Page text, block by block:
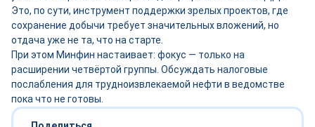
Это, по сути, инструмент поддержки зрелых проектов, где
сохранение добычи требует значительных вложений, но
отдача уже не та, что на старте.
При этом Минфин настаивает: фокус — только на
расширении четвёртой группы. Обсуждать налоговые
послабления для трудноизвлекаемой нефти в ведомстве
пока что не готовы.